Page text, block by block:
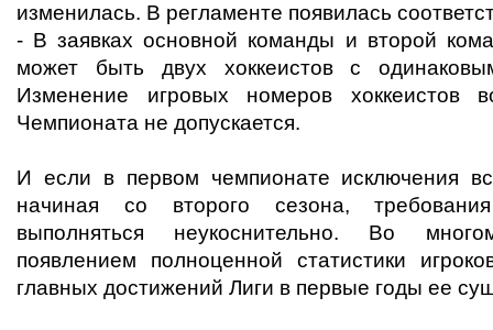
изменилась. В регламенте появилась
- В заявках основной команды и второй
может быть двух хоккеистов с
Изменение игровых номеров хоккеистов
Чемпионата не допускается.
И если в первом чемпионате исключения
начиная со второго сезона,
выполняться неукоснительно. Во
появлением полноценной статистики
главных достижений Лиги в первые годы ее